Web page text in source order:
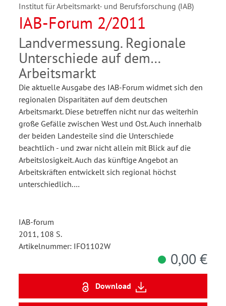
Institut für Arbeitsmarkt- und Berufsforschung (IAB)
IAB-Forum 2/2011
Landvermessung. Regionale
Unterschiede auf dem
Arbeitsmarkt
Die aktuelle Ausgabe des IAB-Forum widmet sich den
regionalen Disparitäten auf dem deutschen
Arbeitsmarkt. Diese betreffen nicht nur das weiterhin
große Gefälle zwischen West und Ost. Auch innerhalb
der beiden Landesteile sind die Unterschiede
beachtlich - und zwar nicht allein mit Blick auf die
Arbeitslosigkeit. Auch das künftige Angebot an
Arbeitskräften entwickelt sich regional höchst
unterschiedlich.…
IAB-forum
2011, 108 S.
Artikelnummer: IFO1102W
0,00 €
Download